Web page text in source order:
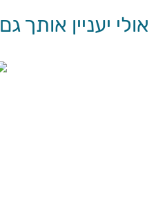
אולי יעניין אותך גם